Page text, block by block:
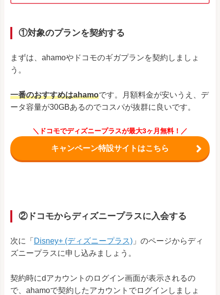
①対象のプランを契約する
まずは、ahamoやドコモのギガプランを契約しましょ
う。
一番のおすすめはahamoです。月額料金が安いうえ、デ
ータ容量が30GBあるのでコスパが抜群に良いです。
＼ドコモでディズニープラスが最大3ヶ月無料！／
キャンペーン特設サイトはこちら
②ドコモからディズニープラスに入会する
次に「 Disney+ (ディズニープラス) 」のページからディ
ズニープラスに申し込みましょう。
契約時にdアカウントのログイン画面が表示されるの
で、ahamoで契約したアカウントでログインしましょ